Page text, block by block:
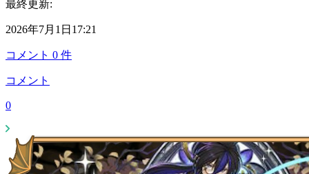
最終更新:
2026年7月1日17:21
コメント 0 件
コメント
0